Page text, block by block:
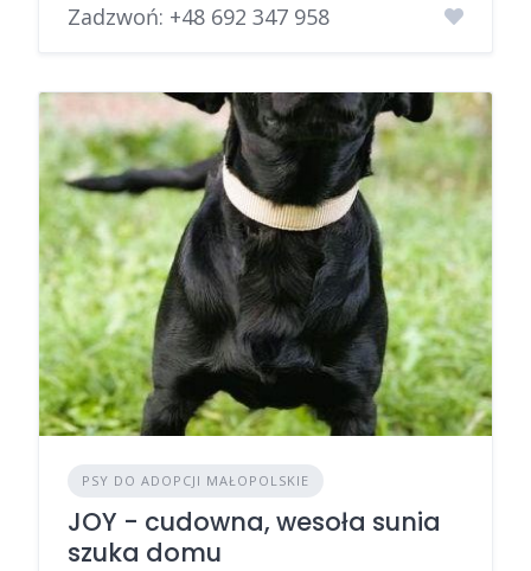
Zadzwoń: +48 692 347 958
PSY DO ADOPCJI MAŁOPOLSKIE
JOY - cudowna, wesoła sunia
szuka domu